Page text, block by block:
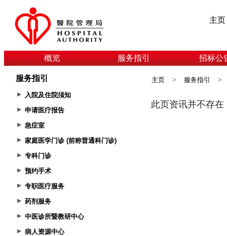
主页
概览 服务指引 招标公
服务指引
入院及住院须知
申请医疗报告
急症室
家庭医学门诊 (前称普通科门诊)
专科门诊
预约手术
专职医疗服务
药剂服务
中医诊所暨教研中心
病人资源中心
主页 > 服务指引 >